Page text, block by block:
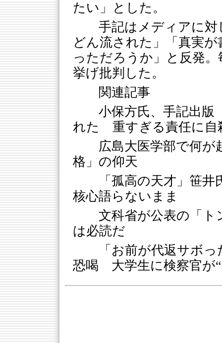
たい」とした。
手記はメディアに
どん流された」「真実
っただろうか」と反発
挙げ批判した。
関連記事
小保方氏、手記出
れた 重すぎる責任に自
広島大医学部で何
格」の仰天
「孤高の天才」笹
核心語らないまま
文科省が公表の「
は必読だ
「お前が代返サボ
恐喝 大学生に検察官が“